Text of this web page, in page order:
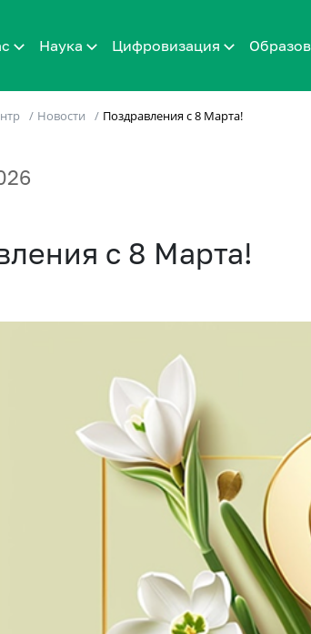
Наука Цифровизация
/ Новости / Поздравления с 8 Марта!
с 8 Марта!